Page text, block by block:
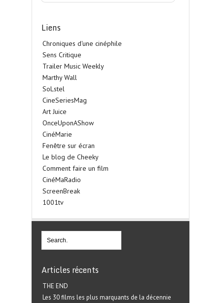
Liens
Chroniques d'une cinéphile
Sens Critique
Trailer Music Weekly
Marthy Wall
SoLstel
CineSeriesMag
Art Juice
OnceUponAShow
CinéMarie
Fenêtre sur écran
Le blog de Cheeky
Comment faire un film
CinéMaRadio
ScreenBreak
1001tv
Articles récents
THE END
Les 30 films les plus marquants de la décennie